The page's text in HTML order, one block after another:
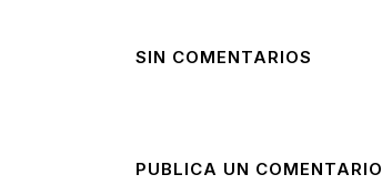
SIN COMENTARIOS
PUBLICA UN COMENTARIO